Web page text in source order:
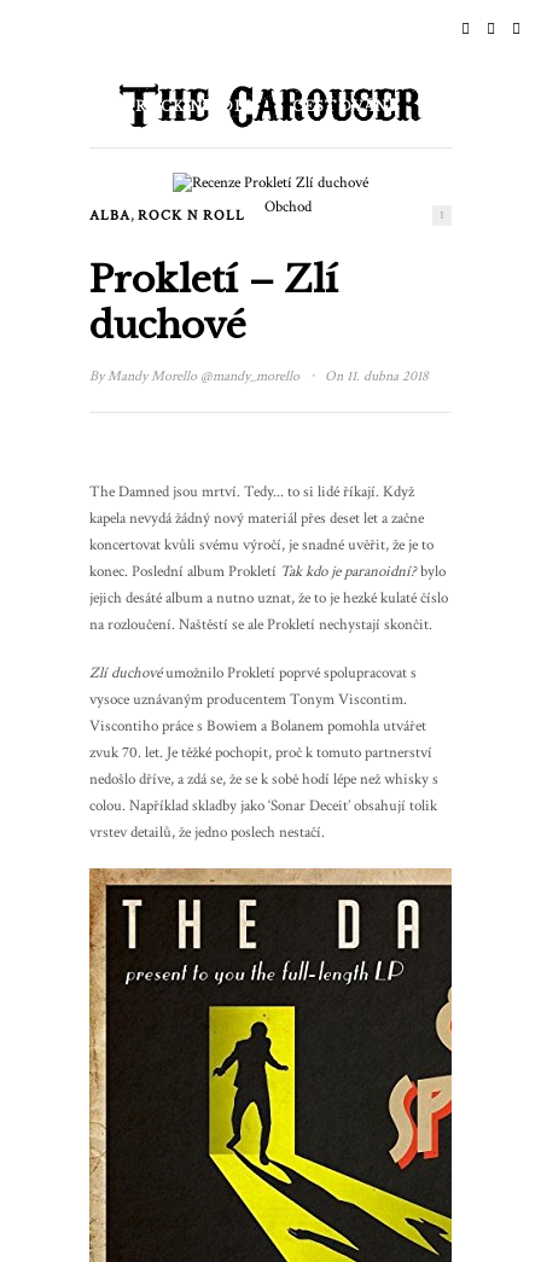
ROCK N ROLL CESTOVÁNÍ
Obchod
ALBA, ROCK N ROLL 1
Prokletí – Zlí
duchové
ByMandy Morello @mandy_morello · On 11. dubna 2018
The Damned jsou mrtví. Tedy... to si lidé říkají. Když
kapela nevydá žádný nový materiál přes deset let a začne
koncertovat kvůli svému výročí, je snadné uvěřit, že je to
konec. Poslední album Prokletí Tak kdo je paranoidní?bylo
jejich desáté album a nutno uznat, že to je hezké kulaté číslo
na rozloučení. Naštěstí se ale Prokletí nechystají skončit.
Zlí duchovéumožnilo Prokletí poprvé spolupracovat s
vysoce uznávaným producentem Tonym Viscontim.
Viscontiho práce s Bowiem a Bolanem pomohla utvářet
zvuk 70. let. Je těžké pochopit, proč k tomuto partnerství
nedošlo dříve, a zdá se, že se k sobě hodí lépe než whisky s
colou. Například skladby jako ‘Sonar Deceit’ obsahují tolik
vrstev detailů, že jedno poslech nestačí.